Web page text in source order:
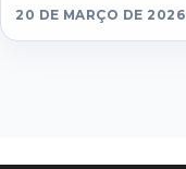
20 DE MARÇO DE 2026